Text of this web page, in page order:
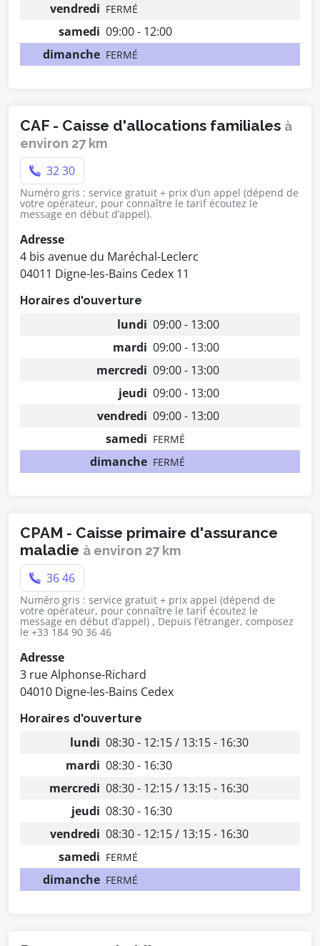
vendredi FERMÉ
samedi 09:00 - 12:00
dimanche FERMÉ
CAF - Caisse d'allocations familiales à
environ 27 km
32 30
Numéro gris : service gratuit + prix d’un appel (dépend de
votre opérateur, pour connaître le tarif écoutez le
message en début d’appel).
Adresse
4 bis avenue du Maréchal-Leclerc
04011 Digne-les-Bains Cedex 11
Horaires d'ouverture
lundi 09:00 - 13:00
mardi 09:00 - 13:00
mercredi 09:00 - 13:00
jeudi 09:00 - 13:00
vendredi 09:00 - 13:00
samedi FERMÉ
dimanche FERMÉ
CPAM - Caisse primaire d'assurance
maladie à environ 27 km
36 46
Numéro gris : service gratuit + prix appel (dépend de
votre opérateur, pour connaître le tarif écoutez le
message en début d’appel) , Depuis l’étranger, composez
le +33 184 90 36 46
Adresse
3 rue Alphonse-Richard
04010 Digne-les-Bains Cedex
Horaires d'ouverture
lundi 08:30 - 12:15 / 13:15 - 16:30
mardi 08:30 - 16:30
mercredi 08:30 - 12:15 / 13:15 - 16:30
jeudi 08:30 - 16:30
vendredi 08:30 - 12:15 / 13:15 - 16:30
samedi FERMÉ
dimanche FERMÉ